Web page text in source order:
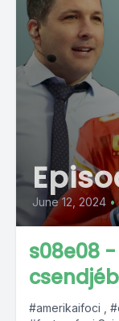
June 12, 2024 •
s08e08
#amerikaifoci ,